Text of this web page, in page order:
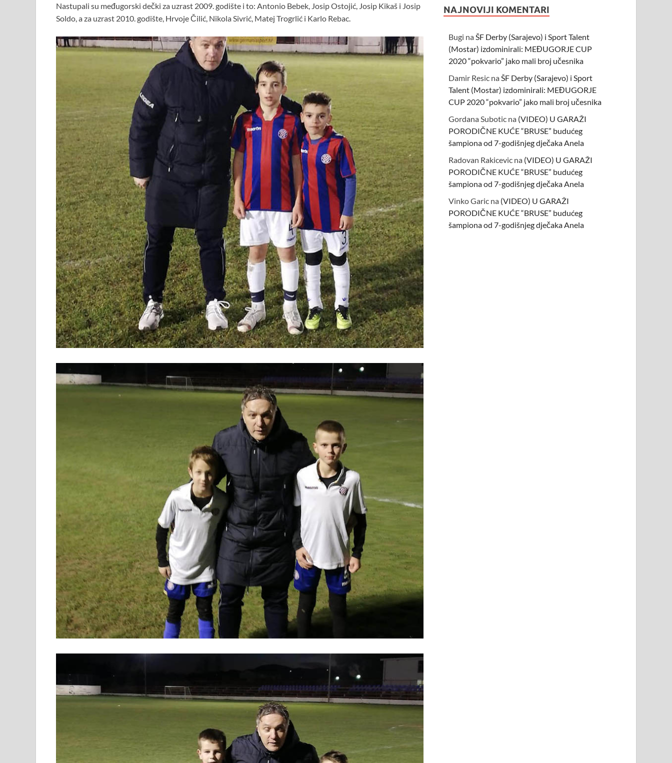
Nastupali su međugorski dečki za uzrast 2009. godište i to: Antonio Bebek, Josip Ostojić, Josip Kikaš i Josip
Soldo, a za uzrast 2010. godište, Hrvoje Čilić, Nikola Sivrić, Matej Trogrlić i Karlo Rebac.
NAJNOVIJI KOMENTARI
Bugi na ŠF Derby (Sarajevo) i Sport Talent
(Mostar) izdominirali: MEĐUGORJE CUP
2020 “pokvario” jako mali broj učesnika
Damir Resic na ŠF Derby (Sarajevo) i Sport
Talent (Mostar) izdominirali: MEĐUGORJE
CUP 2020 “pokvario” jako mali broj učesnika
Gordana Subotic na (VIDEO) U GARAŽI
PORODIČNE KUĆE “BRUSE” budućeg
šampiona od 7-godišnjeg dječaka Anela
Radovan Rakicevic na (VIDEO) U GARAŽI
PORODIČNE KUĆE “BRUSE” budućeg
šampiona od 7-godišnjeg dječaka Anela
Vinko Garic na (VIDEO) U GARAŽI
PORODIČNE KUĆE “BRUSE” budućeg
šampiona od 7-godišnjeg dječaka Anela